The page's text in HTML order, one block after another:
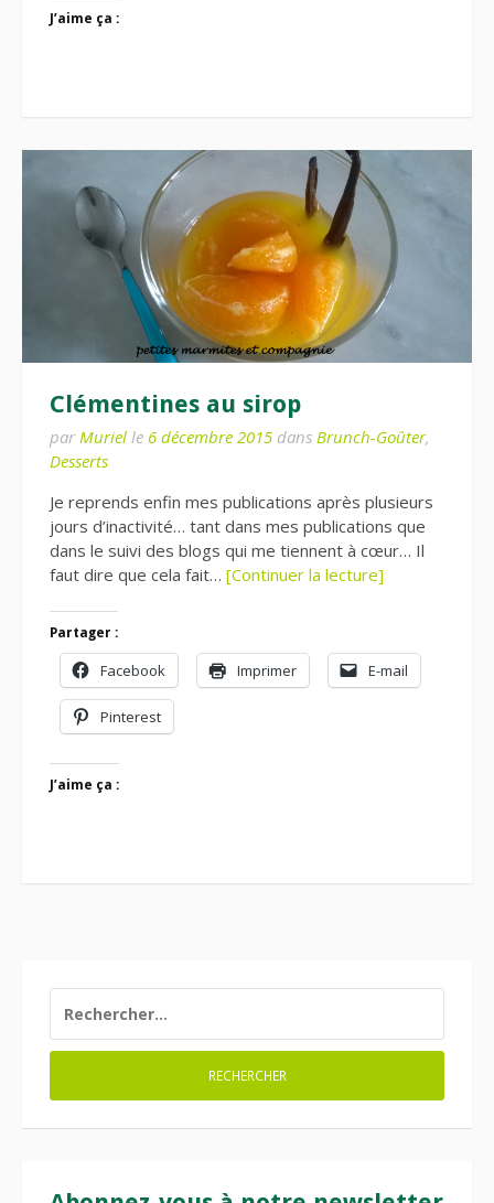
J’aime ça :
Clémentines au sirop
par Muriel le 6 décembre 2015 dans Brunch-Goûter,
Desserts
Je reprends enfin mes publications après plusieurs
jours d’inactivité… tant dans mes publications que
dans le suivi des blogs qui me tiennent à cœur… Il
faut dire que cela fait… [Continuer la lecture]
Partager :
Facebook Imprimer E-mail
Pinterest
J’aime ça :